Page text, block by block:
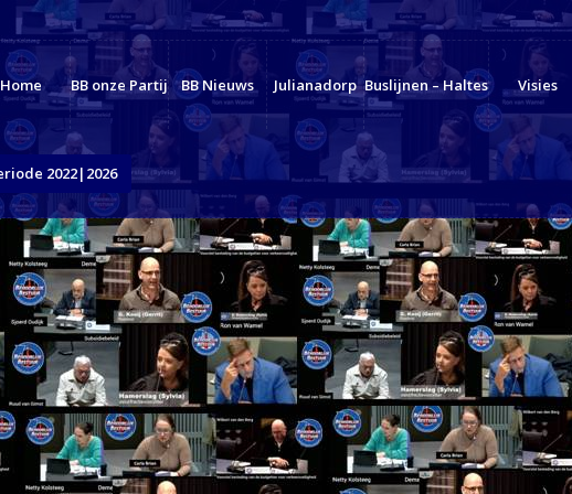
Home BB onze Partij BB Nieuws Julianadorp Buslijnen – Haltes Visies
2022|2026